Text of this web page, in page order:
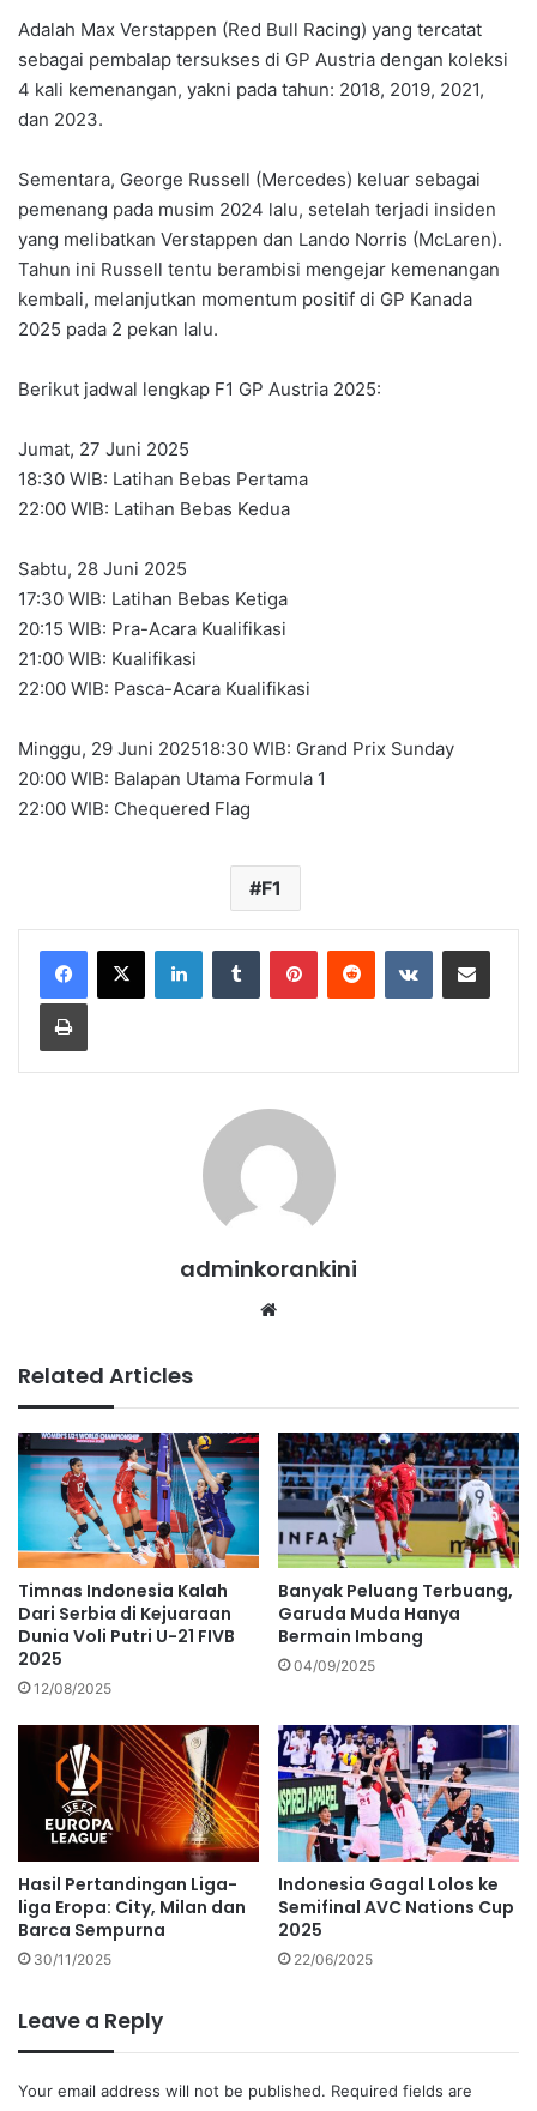
Adalah Max Verstappen (Red Bull Racing) yang tercatat
sebagai pembalap tersukses di GP Austria dengan koleksi
4 kali kemenangan, yakni pada tahun: 2018, 2019, 2021,
dan 2023.
Sementara, George Russell (Mercedes) keluar sebagai
pemenang pada musim 2024 lalu, setelah terjadi insiden
yang melibatkan Verstappen dan Lando Norris (McLaren).
Tahun ini Russell tentu berambisi mengejar kemenangan
kembali, melanjutkan momentum positif di GP Kanada
2025 pada 2 pekan lalu.
Berikut jadwal lengkap F1 GP Austria 2025:
Jumat, 27 Juni 2025
18:30 WIB: Latihan Bebas Pertama
22:00 WIB: Latihan Bebas Kedua
Sabtu, 28 Juni 2025
17:30 WIB: Latihan Bebas Ketiga
20:15 WIB: Pra-Acara Kualifikasi
21:00 WIB: Kualifikasi
22:00 WIB: Pasca-Acara Kualifikasi
Minggu, 29 Juni 202518:30 WIB: Grand Prix Sunday
20:00 WIB: Balapan Utama Formula 1
22:00 WIB: Chequered Flag
F1
LinkedInTumblr PinterestReddit VKontakteShare via Email
Print
adminkorankini
Related Articles
Timnas Indonesia Kalah
Dari Serbia di Kejuaraan
Dunia Voli Putri U-21 FIVB
2025
12/08/2025
Banyak Peluang Terbuang,
Garuda Muda Hanya
Bermain Imbang
04/09/2025
Hasil Pertandingan Liga-
liga Eropa: City, Milan dan
Barca Sempurna
30/11/2025
Indonesia Gagal Lolos ke
Semifinal AVC Nations Cup
2025
22/06/2025
Leave a Reply
Your email address will not be published. Required fields are